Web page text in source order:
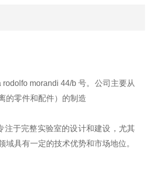
morandi 44/b 号。公司主要从
的零件和配件）的制造
注于完整实验室的设计和建设，尤其
具有一定的技术优势和市场地位。